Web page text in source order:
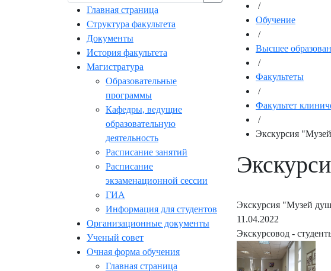
Главная страница
Структура факультета
Документы
История факультета
Магистратура
Образовательные
программы
Кафедры, ведущие
образовательную
деятельность
Расписание занятий
Расписание
экзаменационной сессии
ГИА
Информация для студентов
Организационные документы
Ученый совет
Очная форма обучения
Главная страница
/
Обучение
/
Высшее
/
Факультеты
/
Факультет
/
Экскурсия
Экскурсия "Музей
11.04.2022
Экскурсовод -